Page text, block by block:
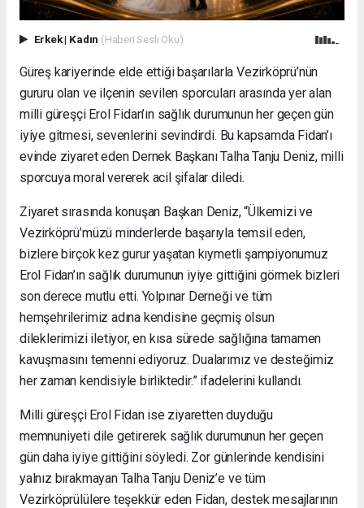
Erkek| Kadın (Haberi Sesli Oku)
Güreş kariyerinde elde ettiği başarılarla Vezirköprü’nün
gururu olan ve ilçenin sevilen sporcuları arasında yer alan
milli güreşçi Erol Fidan’ın sağlık durumunun her geçen gün
iyiye gitmesi, sevenlerini sevindirdi. Bu kapsamda Fidan’ı
evinde ziyaret eden Dernek Başkanı Talha Tanju Deniz, milli
sporcuya moral vererek acil şifalar diledi.
Ziyaret sırasında konuşan Başkan Deniz, “Ülkemizi ve
Vezirköprü’müzü minderlerde başarıyla temsil eden,
bizlere birçok kez gurur yaşatan kıymetli şampiyonumuz
Erol Fidan’ın sağlık durumunun iyiye gittiğini görmek bizleri
son derece mutlu etti. Yolpınar Derneği ve tüm
hemşehrilerimiz adına kendisine geçmiş olsun
dileklerimizi iletiyor, en kısa sürede sağlığına tamamen
kavuşmasını temenni ediyoruz. Dualarımız ve desteğimiz
her zaman kendisiyle birliktedir.” ifadelerini kullandı.
Milli güreşçi Erol Fidan ise ziyaretten duyduğu
memnuniyeti dile getirerek sağlık durumunun her geçen
gün daha iyiye gittiğini söyledi. Zor günlerinde kendisini
yalnız bırakmayan Talha Tanju Deniz’e ve tüm
Vezirköprülülere teşekkür eden Fidan, destek mesajlarının